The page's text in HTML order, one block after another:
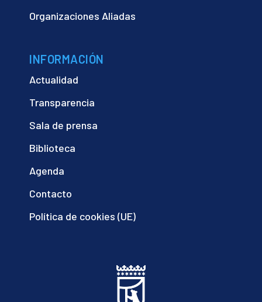
Organizaciones Aliadas
INFORMACIÓN
Actualidad
Transparencia
Sala de prensa
Biblioteca
Agenda
Contacto
Política de cookies (UE)